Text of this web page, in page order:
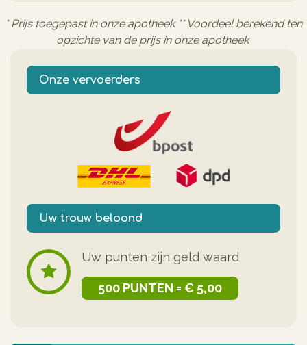
* Prijs toegepast in onze apotheek ** Voordeel berekend ten
opzichte van de prijs in onze apotheek
Onze vervoerders
Uw trouw beloond
Uw punten zijn geld waard
500 PUNTEN = € 5,00